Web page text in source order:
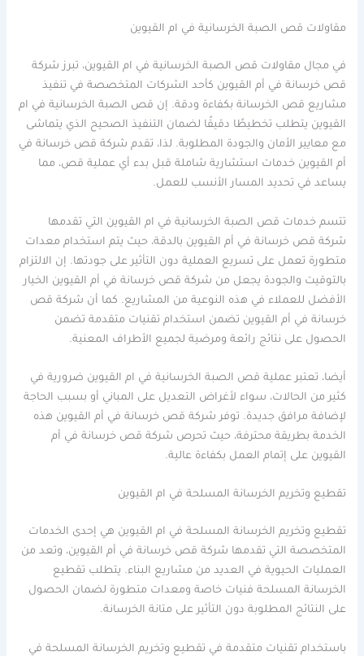
مقاولات قص الصبة الخرسانية في ام القيوين
في مجال مقاولات قص الصبة الخرسانية في ام القيوين، تبرز شركة
قص خرسانة في أم القيوين كأحد الشركات المتخصصة في تنفيذ
مشاريع قص الخرسانة بكفاءة ودقة. إن قص الصبة الخرسانية في ام
القيوين يتطلب تخطيطًا دقيقًا لضمان التنفيذ الصحيح الذي يتماشى
مع معايير الأمان والجودة المطلوبة. لذا، تقدم شركة قص خرسانة في
أم القيوين خدمات استشارية شاملة قبل بدء أي عملية قص، مما
يساعد في تحديد المسار الأنسب للعمل.
تتسم خدمات قص الصبة الخرسانية في ام القيوين التي تقدمها
شركة قص خرسانة في أم القيوين بالدقة، حيث يتم استخدام معدات
متطورة تعمل على تسريع العملية دون التأثير على جودتها. إن الالتزام
بالتوقيت والجودة يجعل من شركة قص خرسانة في أم القيوين الخيار
الأفضل للعملاء في هذه النوعية من المشاريع. كما أن شركة قص
خرسانة في أم القيوين تضمن استخدام تقنيات متقدمة تضمن
الحصول على نتائج رائعة ومرضية لجميع الأطراف المعنية.
أيضا، تعتبر عملية قص الصبة الخرسانية في ام القيوين ضرورية في
كثير من الحالات، سواء لأغراض التعديل على المباني أو بسبب الحاجة
لإضافة مرافق جديدة. توفر شركة قص خرسانة في أم القيوين هذه
الخدمة بطريقة محترفة، حيث تحرص شركة قص خرسانة في أم
القيوين على إتمام العمل بكفاءة عالية.
تقطيع وتخريم الخرسانة المسلحة في ام القيوين
تقطيع وتخريم الخرسانة المسلحة في ام القيوين هي إحدى الخدمات
المتخصصة التي تقدمها شركة قص خرسانة في أم القيوين، وتعد من
العمليات الحيوية في العديد من مشاريع البناء. يتطلب تقطيع
الخرسانة المسلحة فنيات خاصة ومعدات متطورة لضمان الحصول
على النتائج المطلوبة دون التأثير على متانة الخرسانة.
باستخدام تقنيات متقدمة في تقطيع وتخريم الخرسانة المسلحة في